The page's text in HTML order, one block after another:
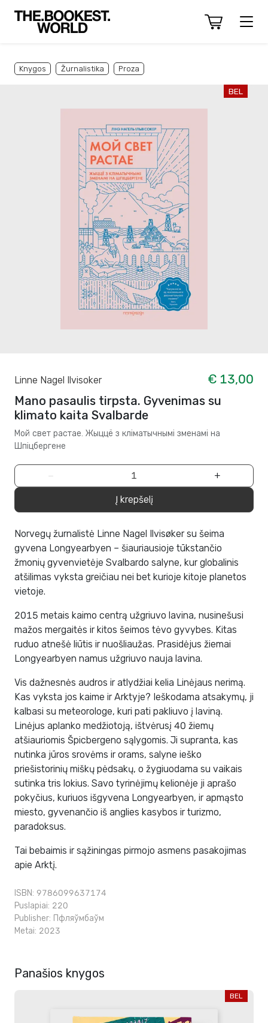
Knygos Žurnalistika Proza
BEL
Linne Nagel Ilvisoker
€ 13,00
Mano pasaulis tirpsta. Gyvenimas su
klimato kaita Svalbarde
Мой свет растае. Жыццё з кліматычнымі зменамі на
Шпіцбергене
− +
Į krepšelį
Norvegų žurnalistė Linne Nagel Ilvisøker su šeima
gyvena Longyearbyen – šiauriausioje tūkstančio
žmonių gyvenvietėje Svalbardo salyne, kur globalinis
atšilimas vyksta greičiau nei bet kurioje kitoje planetos
vietoje.
2015 metais kaimo centrą užgriuvo lavina, nusinešusi
mažos mergaitės ir kitos šeimos tėvo gyvybes. Kitas
ruduo atnešė liūtis ir nuošliaužas. Prasidėjus žiemai
Longyearbyen namus užgriuvo nauja lavina.
Vis dažnesnės audros ir atlydžiai kelia Linėjaus nerimą.
Kas vyksta jos kaime ir Arktyje? Ieškodama atsakymų, ji
kalbasi su meteorologe, kuri pati pakliuvo į laviną.
Linėjus aplanko medžiotoją, ištvėrusį 40 žiemų
atšiauriomis Špicbergeno sąlygomis. Ji supranta, kas
nutinka jūros srovėms ir orams, salyne ieško
priešistorinių miškų pėdsakų, o žygiuodama su vaikais
sutinka tris lokius. Savo tyrinėjimų kelionėje ji aprašo
pokyčius, kuriuos išgyvena Longyearbyen, ir apmąsto
miesto, gyvenančio iš anglies kasybos ir turizmo,
paradoksus.
Tai bebaimis ir sąžiningas pirmojo asmens pasakojimas
apie Arktį.
ISBN: 9786099637174
Puslapiai: 220
Publisher: Пфляўмбаўм
Metai: 2023
Panašios knygos
BEL